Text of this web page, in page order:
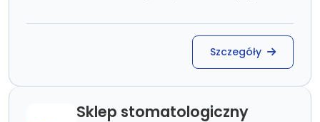
Szczegóły
Sklep stomatologiczny